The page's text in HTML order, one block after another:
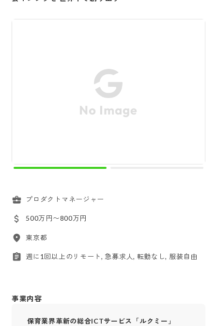
プロダクトマネージャー
500万円〜800万円
東京都
週に1回以上のリモート, 急募求人, 転勤なし, 服装自由
事業内容
保育業界革新の総合ICTサービス「ルクミー」